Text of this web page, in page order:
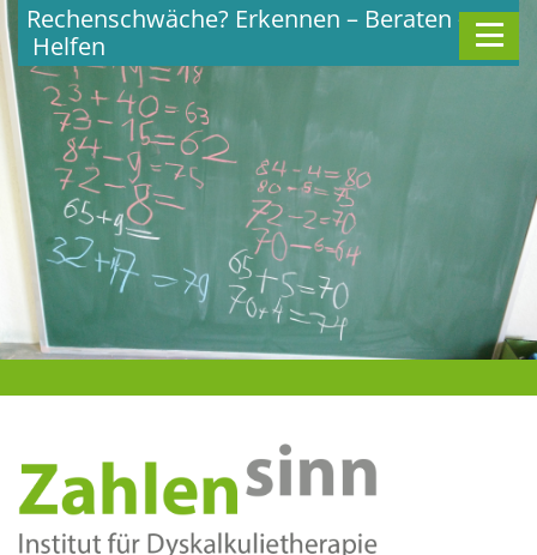
Skip
to
content
Rechenschwäche? Erkennen – Beraten –
Helfen